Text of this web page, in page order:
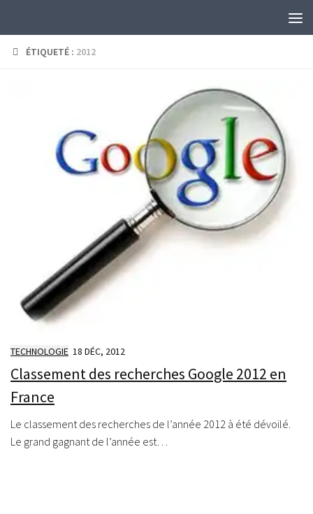
ÉTIQUETÉ : 2012
TECHNOLOGIE 18 DÉC, 2012
Classement des recherches Google 2012 en
France
Le classement des recherches de l’année 2012 à été dévoilé.
Le grand gagnant de l’année est…